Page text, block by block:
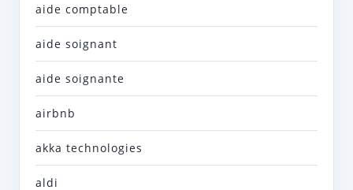
aide comptable
aide soignant
aide soignante
airbnb
akka technologies
aldi